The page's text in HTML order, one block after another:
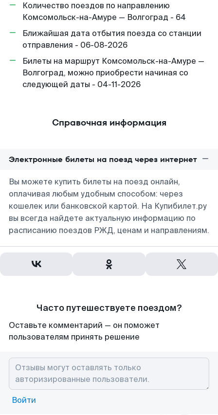
Количество поездов по направлению
Комсомольск-на-Амуре — Волгоград - 64
Ближайшая дата отбытия поезда со станции
отправления - 06-08-2026
Билеты на маршрут Комсомольск-на-Амуре —
Волгоград, можно приобрести начиная со
следующей даты - 04-11-2026
Справочная информация
Электронные билеты на поезд через интернет
Вы можете купить билеты на поезд онлайн,
оплачивая любым удобным способом: через
кошелек или банковской картой. На Купибилет.ру
вы всегда найдете актуальную информацию по
расписанию поездов РЖД, ценам и направлениям.
Часто путешествуете поездом?
Оставьте комментарий — он поможет
пользователям принять решение
Войти